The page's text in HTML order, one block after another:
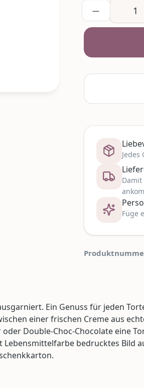
Füge
Ein Genuss für jeden
einer frischen Creme aus
Double-Choc-Chocolate eine
bedrucktes Bild